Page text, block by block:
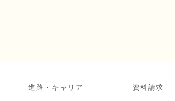
進路・キャリア 資料請求